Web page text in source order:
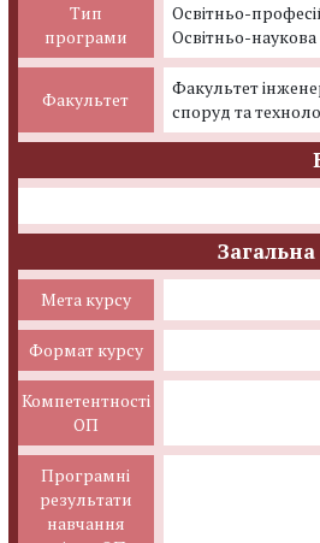
Тип
програми
Освітньо-
Освітньо-наукова
Факультет
Факультет
споруд та
Мета курсу
Формат курсу
Компетентності
ОП
Програмні
результати
навчання